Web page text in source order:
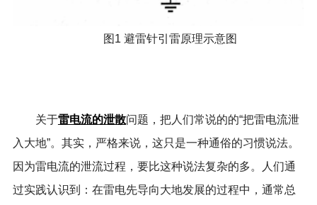
图1 避雷针引雷原理示意图
关于雷电流的泄散问题，把人们常说的的“把雷电流泄
入大地”。其实，严格来说，这只是一种通俗的习惯说法。
因为雷电流的泄流过程，要比这种说法复杂的多。人们通
过实践认识到：在雷电先导向大地发展的过程中，通常总